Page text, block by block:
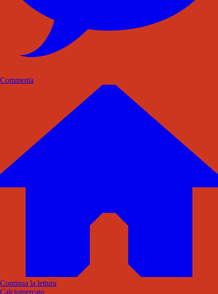
Commenta
Continua la lettura
Calciomercato